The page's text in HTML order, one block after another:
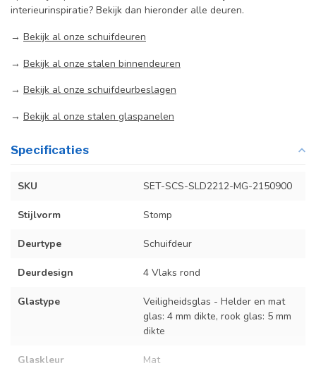
interieurinspiratie? Bekijk dan hieronder alle deuren.
→ Bekijk al onze schuifdeuren
→ Bekijk al onze stalen binnendeuren
→ Bekijk al onze schuifdeurbeslagen
→ Bekijk al onze stalen glaspanelen
Specificaties
SKU SET-SCS-SLD2212-MG-2150900
Stijlvorm Stomp
Deurtype Schuifdeur
Deurdesign 4 Vlaks rond
Glastype
Veiligheidsglas - Helder en mat
glas: 4 mm dikte, rook glas: 5 mm
dikte
Glaskleur Mat